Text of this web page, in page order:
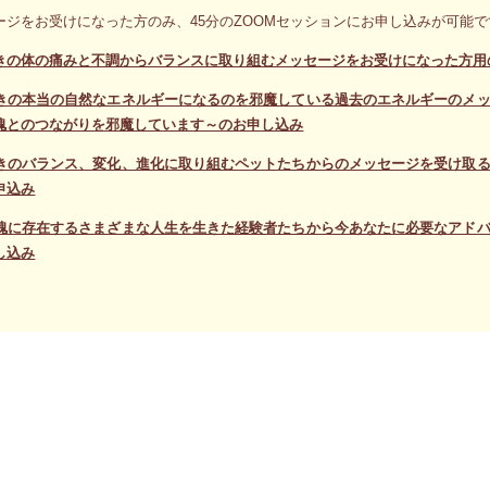
ジをお受けになった方のみ、45分のZOOMセッションにお申し込みが可能で
体の痛みと不調からバランスに取り組むメッセージをお受けになった方
本当の自然なエネルギーになるのを邪魔している過去のエネルギーのメ
とのつながりを邪魔しています～のお申し込み
バランス、変化、進化に取り組むペットたちからのメッセージを受け取
込み
存在するさまざまな人生を生きた経験者たちから今あなたに必要なアド
込み